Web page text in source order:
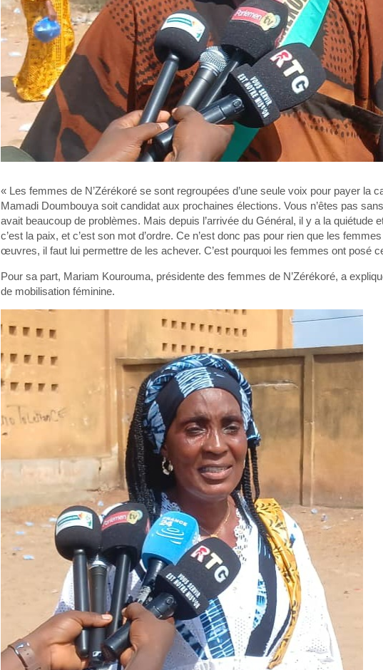
« Les femmes de N’Zérékoré se sont regroupées d’une seule voix pour payer la
Mamadi Doumbouya soit candidat aux prochaines élections. Vous n’êtes pas
avait beaucoup de problèmes. Mais depuis l’arrivée du Général, il y a la quiétude
c’est la paix, et c’est son mot d’ordre. Ce n’est donc pas pour rien que les
œuvres, il faut lui permettre de les achever. C’est pourquoi les femmes ont posé
Pour sa part, Mariam Kourouma, présidente des femmes de N’Zérékoré, a
de mobilisation féminine.